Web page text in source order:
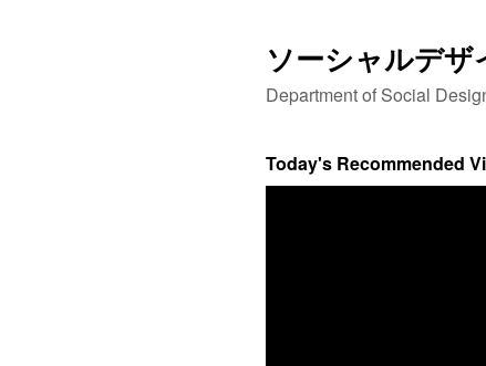
ソーシャルデザ
Department of Social
Today's Recommended